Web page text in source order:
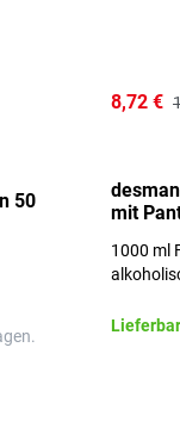
50
8,72 €
mit
1000 ml
Lieferbar